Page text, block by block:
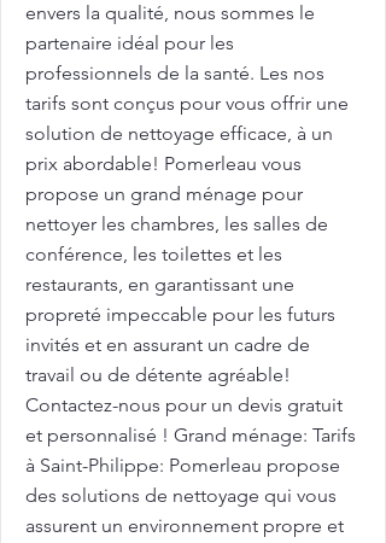
envers la qualité, nous sommes le
partenaire idéal pour les
professionnels de la santé. Les nos
tarifs sont conçus pour vous offrir une
solution de nettoyage efficace, à un
prix abordable! Pomerleau vous
propose un grand ménage pour
nettoyer les chambres, les salles de
conférence, les toilettes et les
restaurants, en garantissant une
propreté impeccable pour les futurs
invités et en assurant un cadre de
travail ou de détente agréable!
Contactez-nous pour un devis gratuit
et personnalisé ! Grand ménage: Tarifs
à Saint-Philippe: Pomerleau propose
des solutions de nettoyage qui vous
assurent un environnement propre et